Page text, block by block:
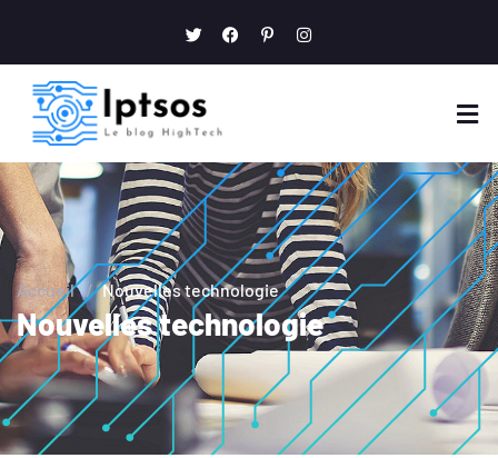
Accueil / Nouvelles technologie
Nouvelles technologie